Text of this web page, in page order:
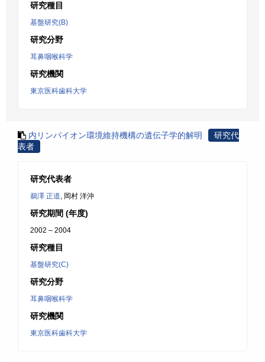
研究種目
基盤研究(B)
研究分野
耳鼻咽喉科学
研究機関
東京医科歯科大学
内リンパイオン環境維持機構の遺伝子学的解明
研究代
表者
研究代表者
鵜澤 正道, 岡村 洋沖
研究期間 (年度)
2002 – 2004
研究種目
基盤研究(C)
研究分野
耳鼻咽喉科学
研究機関
東京医科歯科大学